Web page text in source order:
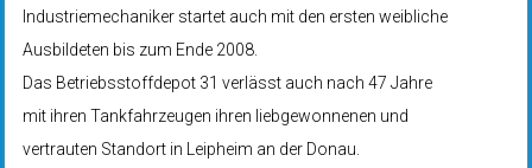
Industriemechaniker startet auch mit den ersten weibliche
Ausbildeten bis zum Ende 2008.
Das Betriebsstoffdepot 31 verlässt auch nach 47 Jahre
mit ihren Tankfahrzeugen ihren liebgewonnenen und
vertrauten Standort in Leipheim an der Donau.